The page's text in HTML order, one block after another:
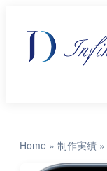
Home » 制作実績 »